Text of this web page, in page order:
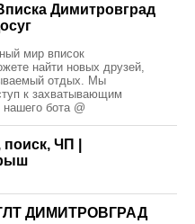
Димитровград
мир вписок
найти новых друзей,
отдых. Мы
к захватывающим
бота @
ЧП |
ДИМИТРОВГРАД